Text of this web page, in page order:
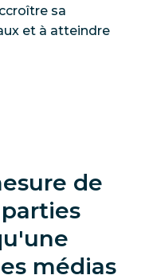
sa
et à atteindre
de
médias